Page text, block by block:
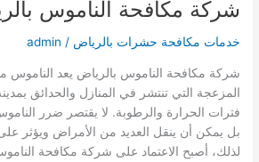
شركة مكافحة الناموس
خدمات مكافحة حشرات بالرياض /
admin
شركة مكافحة الناموس بالرياض يعد الناموس
المزعجة التي تنتشر في المنازل والحدائق
فترات الحرارة والرطوبة. لا يقتصر ضرر
بل يمكن أن ينقل العديد من الأمراض ويؤثر
لذلك، أصبح الاعتماد على شركة مكافحة